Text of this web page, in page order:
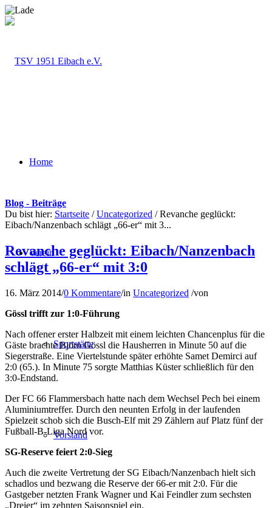
Home
Verein
Sportstätte
Vorstand
Blog - Beiträge
Du bist hier: Startseite / Uncategorized / Revanche geglückt:
Eibach/Nanzenbach schlägt „66-er“ mit 3...
Revanche geglückt: Eibach/Nanzenbach
schlägt „66-er“ mit 3:0
16. März 2014/0 Kommentare/in Uncategorized /von
Gössl trifft zur 1:0-Führung
Nach offener erster Halbzeit mit einem leichten Chancenplus für die
Gäste brachte Björn Gössl die Hausherren in Minute 50 auf die
Siegerstraße. Eine Viertelstunde später erhöhte Samet Demirci auf
2:0 (65.). In Minute 75 sorgte Matthias Küster schließlich für den
3:0-Endstand.
Der FC 66 Flammersbach hatte nach dem Wechsel Pech bei einem
Aluminiumtreffer. Durch den neunten Erfolg in der laufenden
Spielzeit schob sich die Busch-Elf mit 29 Zählern auf Platz fünf der
Fußball-B-Liga Nord vor.
SG-Reserve feiert 2:0-Sieg
Auch die zweite Vertretung der SG Eibach/Nanzenbach hielt sich
schadlos und bezwang die Reserve der 66-er mit 2:0. Für die
Gastgeber netzten Frank Wagner und Kai Feindler zum sechsten
„Dreier“ im zehnten Saisonspiel ein.